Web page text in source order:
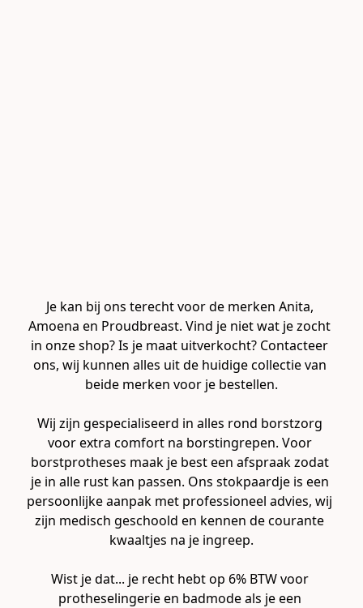
Je kan bij ons terecht voor de merken Anita,
Amoena en Proudbreast. Vind je niet wat je zocht
in onze shop? Is je maat uitverkocht? Contacteer
ons, wij kunnen alles uit de huidige collectie van
beide merken voor je bestellen.
Wij zijn gespecialiseerd in alles rond borstzorg
voor extra comfort na borstingrepen. Voor
borstprotheses maak je best een afspraak zodat
je in alle rust kan passen. Ons stokpaardje is een
persoonlijke aanpak met professioneel advies, wij
zijn medisch geschoold en kennen de courante
kwaaltjes na je ingreep.
Wist je dat... je recht hebt op 6% BTW voor
protheselingerie en badmode als je een